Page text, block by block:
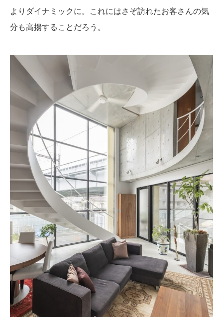
よりダイナミックに。これにはさぞ訪れたお客さんの気
分も高揚することだろう。